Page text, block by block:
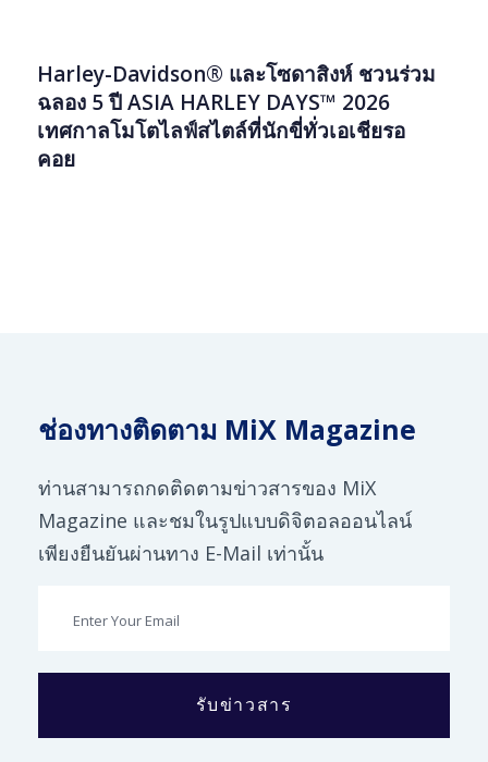
Harley-Davidson® และโซดาสิงห์ ชวนร่วม
ฉลอง 5 ปี ASIA HARLEY DAYS™ 2026
เทศกาลโมโตไลฟ์สไตล์ที่นักขี่ทั่วเอเชียรอ
คอย
ช่องทางติดตาม MiX Magazine
ท่านสามารถกดติดตามข่าวสารของ MiX
Magazine และชมในรูปแบบดิจิตอลออนไลน์
เพียงยืนยันผ่านทาง E-Mail เท่านั้น
รับข่าวสาร